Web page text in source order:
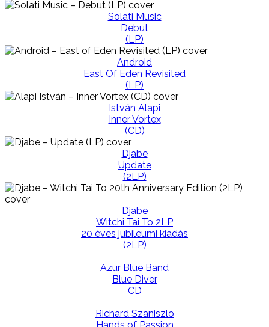
Solati Music
Debut
(LP)
Android
East Of Eden Revisited
(LP)
István Alapi
Inner Vortex
(CD)
Djabe
Update
(2LP)
Djabe
Witchi Tai To 2LP
20 éves jubileumi kiadás
(2LP)
Azur Blue Band
Blue Diver
CD
Richard Szaniszlo
Hands of Passion